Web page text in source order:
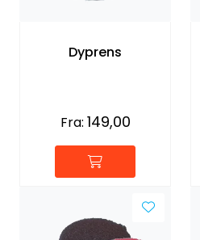
Dyprens
Fra: 149,00